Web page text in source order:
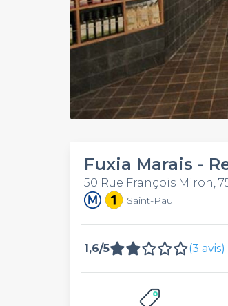
Fuxia Marais -
50 Rue François Miron,
Saint-Paul
1,6/5 (3 avis)